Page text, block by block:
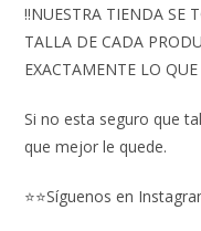
‼️NUESTRA TIENDA SE
TALLA DE CADA
EXACTAMENTE LO
Si no esta seguro que
que mejor le quede.
⭐⭐Síguenos en